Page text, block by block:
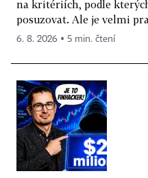
na kritériích, podle
posuzovat. Ale je velmi
6. 8. 2026 ▪ 5 min. čtení